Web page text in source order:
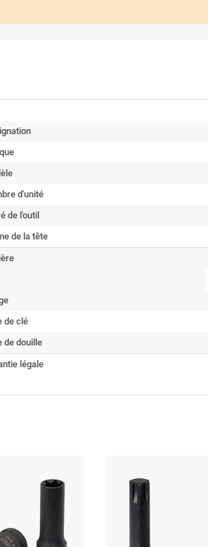
d'unité
de l'outil
de la tête
de clé
de douille
légale